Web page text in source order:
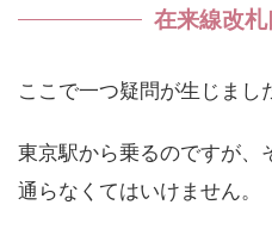
在来線改
ここで一つ疑問が生じまし
東京駅から乗るのですが、
通らなくてはいけません。